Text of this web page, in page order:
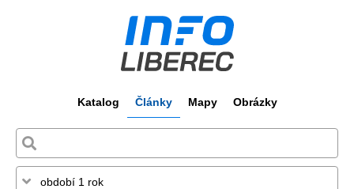
Katalog Články Mapy Obrázky